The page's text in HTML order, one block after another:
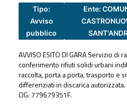
Tipo:
Avviso
pubblico
Ente:
AVVISO ESITO DI GARA Servizio di
conferimento rifiuti solidi urbani
raccolta, porta a porta, trasporto e
differenziati in discarica
CIG: 779679351F.